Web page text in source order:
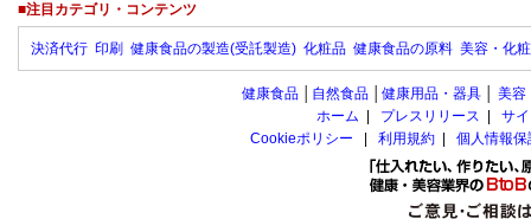
■注目カテゴリ・コンテンツ
決済代行 印刷 健康食品の製造(受託製造) 化粧品 健康食品の原料 美容・化
健康食品 自然食品 健康用品・器具 美容
ホーム
プレスリリース
サ
Cookieポリシー
利用規約 個人情報